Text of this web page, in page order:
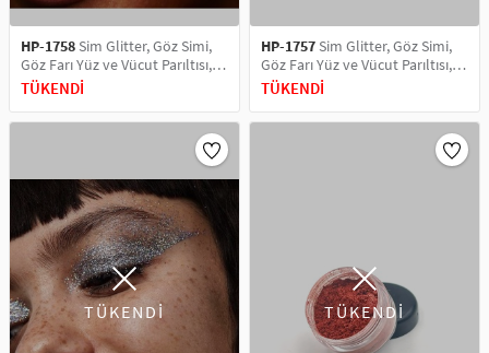
HP-1758 Sim Glitter, Göz Simi,
Göz Farı Yüz ve Vücut Parıltısı,
Party Glitter Makyaj Simi 5 ML
TÜKENDİ
HP-1757 Sim Glitter, Göz Simi,
Göz Farı Yüz ve Vücut Parıltısı,
Party Glitter Makyaj Simi 5 ML
TÜKENDİ
TÜKENDİ TÜKENDİ